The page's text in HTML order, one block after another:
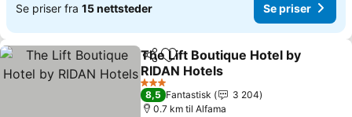
Se priser fra 15 nettsteder Se priser
Del Legg til i favoritter
The Lift Boutique Hotel by
RIDAN Hotels
3 Stjerner
8,5 Fantastisk
3 204
0.7 km til Alfama